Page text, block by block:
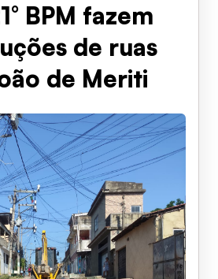
BPM fazem
de ruas
de Meriti